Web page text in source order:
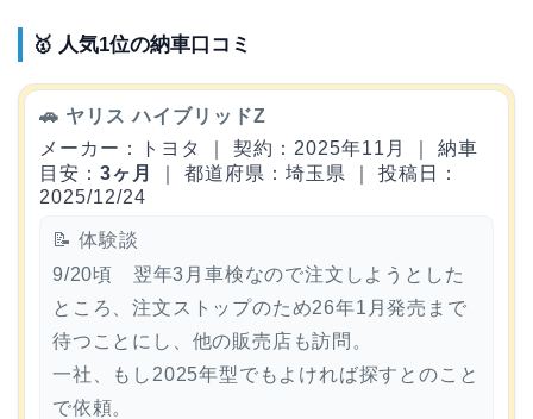
🥇 人気1位の納車口コミ
🚗 ヤリス ハイブリッドZ
メーカー：トヨタ ｜ 契約：2025年11月 ｜ 納車
目安： 3ヶ月
｜ 都道府県：埼玉県 ｜ 投稿日：
2025/12/24
📝 体験談
9/20頃 翌年3月車検なので注文しようとした
ところ、注文ストップのため26年1月発売まで
待つことにし、他の販売店も訪問。
一社、もし2025年型でもよければ探すとのこと
で依頼。